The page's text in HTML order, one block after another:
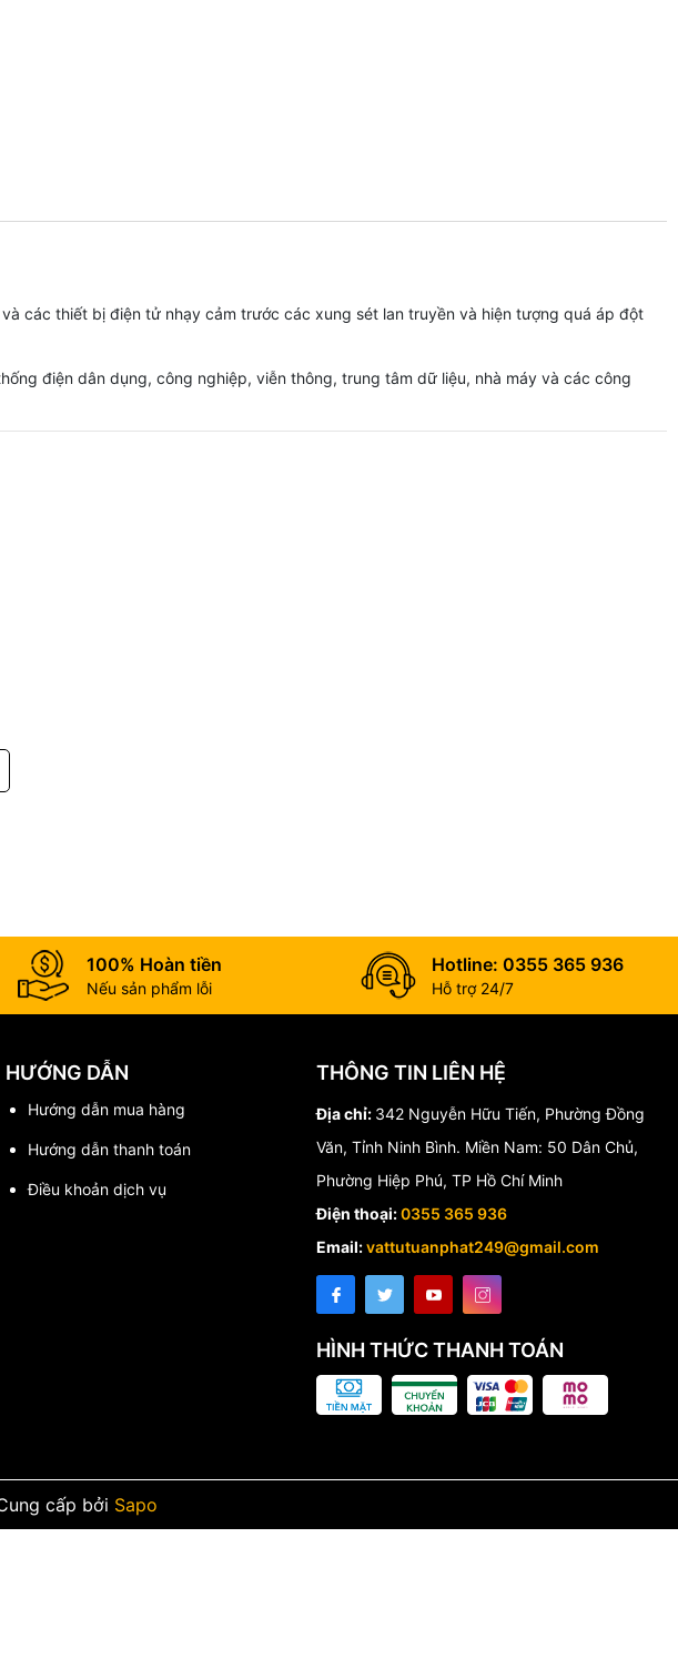
các thiết bị điện tử nhạy cảm trước các xung sét lan truyền và hiện tượng quá áp đột
điện dân dụng, công nghiệp, viễn thông, trung tâm dữ liệu, nhà máy và các công
100% Hoàn tiền
Nếu sản phẩm lỗi
Hotline: 0355 365 936
Hỗ trợ 24/7
HƯỚNG DẪN
Hướng dẫn mua hàng
Hướng dẫn thanh toán
Điều khoản dịch vụ
THÔNG TIN LIÊN HỆ
Địa chỉ: 342 Nguyễn Hữu Tiến, Phường Đồng
Văn, Tỉnh Ninh Bình. Miền Nam: 50 Dân Chủ,
Phường Hiệp Phú, TP Hồ Chí Minh
Điện thoại:0355 365 936
Email:vattutuanphat249@gmail.com
HÌNH THỨC THANH TOÁN
cấp bởi Sapo